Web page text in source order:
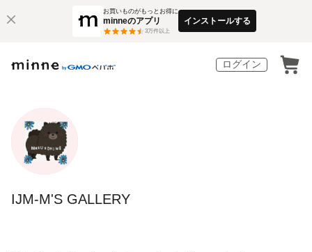
お買いものがもっとお得に
minneのアプリ
3万件以上
インストールする
ログイン
IJM-M'S GALLERY